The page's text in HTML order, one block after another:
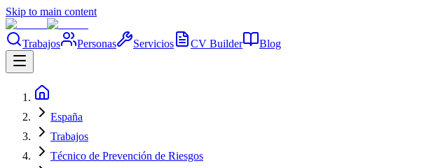
Skip to main content
Trabajos Personas Servicios CV Builder Blog
España
Trabajos
Técnico de Prevención de Riesgos